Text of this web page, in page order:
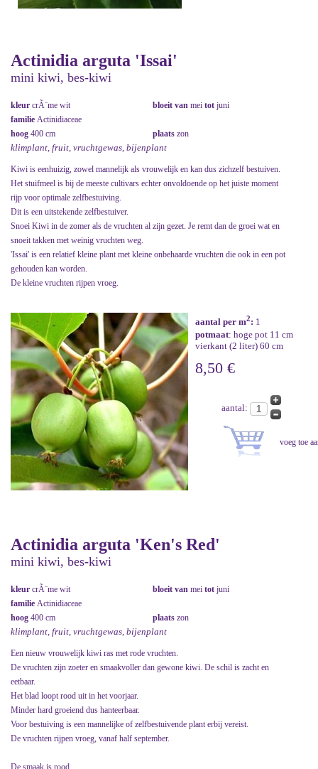
Actinidia arguta 'Issai'
mini kiwi, bes-kiwi
kleur crÃ¨me wit bloeit van mei tot juni
familie Actinidiaceae
hoog 400 cm plaats zon
klimplant, fruit, vruchtgewas, bijenplant
Kiwi is eenhuizig, zowel mannelijk als vrouwelijk en kan dus zichzelf bestuiven.
Het stuifmeel is bij de meeste cultivars echter onvoldoende op het juiste moment
rijp voor optimale zelfbestuiving.
Dit is een uitstekende zelfbestuiver.
Snoei Kiwi in de zomer als de vruchten al zijn gezet. Je remt dan de groei wat en
snoeit takken met weinig vruchten weg.
'Issai' is een relatief kleine plant met kleine onbehaarde vruchten die ook in een pot
gehouden kan worden.
De kleine vruchten rijpen vroeg.
aantal per m2: 1
potmaat: hoge pot 11 cm
vierkant (2 liter) 60 cm
8,50 €
aantal:
Actinidia arguta 'Ken's Red'
mini kiwi, bes-kiwi
kleur crÃ¨me wit bloeit van mei tot juni
familie Actinidiaceae
hoog 400 cm plaats zon
klimplant, fruit, vruchtgewas, bijenplant
Een nieuw vrouwelijk kiwi ras met rode vruchten.
De vruchten zijn zoeter en smaakvoller dan gewone kiwi. De schil is zacht en
eetbaar.
Het blad loopt rood uit in het voorjaar.
Minder hard groeiend dus hanteerbaar.
Voor bestuiving is een mannelijke of zelfbestuivende plant erbij vereist.
De vruchten rijpen vroeg, vanaf half september.